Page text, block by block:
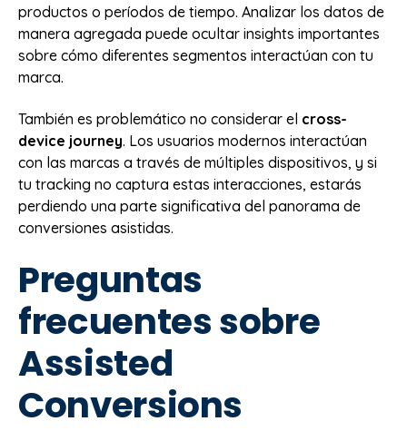
productos o períodos de tiempo. Analizar los datos de
manera agregada puede ocultar insights importantes
sobre cómo diferentes segmentos interactúan con tu
marca.
También es problemático no considerar el cross-
device journey. Los usuarios modernos interactúan
con las marcas a través de múltiples dispositivos, y si
tu tracking no captura estas interacciones, estarás
perdiendo una parte significativa del panorama de
conversiones asistidas.
Preguntas
frecuentes sobre
Assisted
Conversions